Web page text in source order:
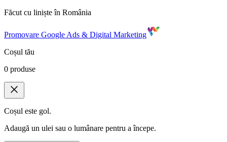
Făcut cu liniște în România
Promovare Google Ads & Digital Marketing
Coșul tău
0 produse
Coșul este gol.
Adaugă un ulei sau o lumânare pentru a începe.